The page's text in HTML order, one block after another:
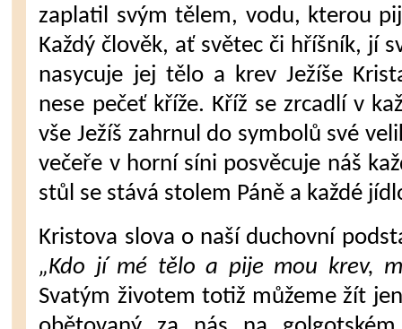
zaplatil svým tě­lem, vodu, kterou
Každý člověk, ať světec či hříšník, jí
nasycuje jej tělo a krev Ježíše
nese pečeť kříže. Kříž se zr­cadlí v
vše Ježíš zahrnul do symbolů své
večeře v horní síni posvěcuje náš
stůl se stává stolem Páně a každé
Kristova slova o naší duchovní
„Kdo jí mé tělo a pije mou krev,
Svatým životem totiž můžeme žít